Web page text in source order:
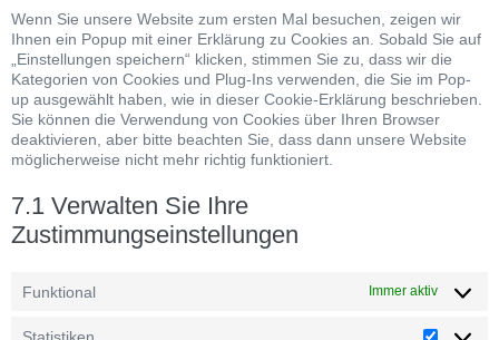
Wenn Sie unsere Website zum ersten Mal besuchen, zeigen wir
Ihnen ein Popup mit einer Erklärung zu Cookies an. Sobald Sie auf
„Einstellungen speichern“ klicken, stimmen Sie zu, dass wir die
Kategorien von Cookies und Plug-Ins verwenden, die Sie im Pop-
up ausgewählt haben, wie in dieser Cookie-Erklärung beschrieben.
Sie können die Verwendung von Cookies über Ihren Browser
deaktivieren, aber bitte beachten Sie, dass dann unsere Website
möglicherweise nicht mehr richtig funktioniert.
7.1 Verwalten Sie Ihre
Zustimmungseinstellungen
Funktional Immer aktiv
Statistiken